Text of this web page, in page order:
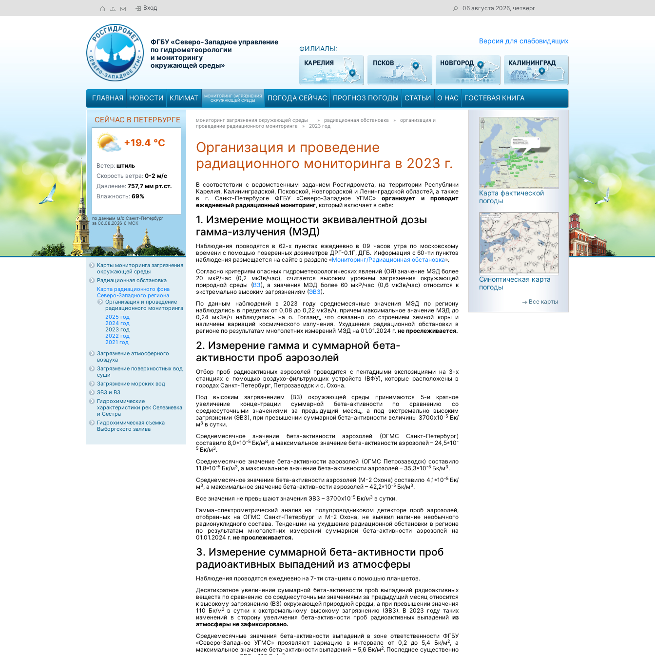
Вход 06 августа 2026, четверг
ФГБУ «Северо-Западное управление
по гидрометеорологии
и мониторингу
окружающей среды»
Версия для слабовидящих
ФИЛИАЛЫ:
ГЛАВНАЯ НОВОСТИ КЛИМАТ
МОНИТОРИНГ ЗАГРЯЗНЕНИЯ
ОКРУЖАЮЩЕЙ СРЕДЫ
ПОГОДА СЕЙЧАС ПРОГНОЗ ПОГОДЫ СТАТЬИ О НАС ГОСТЕВАЯ КНИГА
СЕЙЧАС В ПЕТЕРБУРГЕ
+19.4 °C
Ветер: штиль
Скорость ветра: 0-2 м/с
Давление: 757,7 мм рт.ст.
Влажность: 69%
по данным м/с Санкт-Петербург
за 06.08.2026 6 МСК
Карты мониторинга загрязнения
окружающей среды
Радиационная обстановка
Карта радиационного фона
Северо-Западного региона
Организация и проведение
радиационного мониторинга
2025 год
2024 год
2023 год
2022 год
2021 год
Загрязнение атмосферного
воздуха
Загрязнение поверхностных вод
суши
Загрязнение морских вод
ЭВЗ и ВЗ
Гидрохимические
характеристики рек Селезневка
и Сестра
Гидрохимическая съемка
Выборгского залива
мониторинг загрязнения окружающей среды
» радиационная обстановка » организация и
проведение радиационного мониторинга » 2023 год
Организация и проведение
радиационного мониторинга в 2023 г.
В соответствии с ведомственным заданием Росгидромета, на территории Республики
Карелия, Калининградской, Псковской, Новгородской и Ленинградской областей, а также
в г. Санкт-Петербурге ФГБУ «Северо-Западное УГМС»организует и проводит
ежедневный радиационный мониторинг, который включает в себя:
1. Измерение мощности эквивалентной дозы
гамма-излучения (МЭД)
Наблюдения проводятся в 62-х пунктах ежедневно в 09 часов утра по московскому
времени с помощью поверенных дозиметров ДРГ-0.1Г, ДГБ. Информация с 60-ти пунктов
наблюдения размещается на сайте в разделе «Мониторинг/Радиационная обстановка».
Согласно критериям опасных гидрометеорологических явлений (ОЯ) значение МЭД более
20 мкР/час (0,2 мкЗв/час), считается высоким уровнем загрязнения окружающей
природной среды (ВЗ), а значения МЭД более 60 мкР/час (0,6 мкЗв/час) относится к
экстремально высоким загрязнениям (ЭВЗ).
По данным наблюдений в 2023 году среднемесячные значения МЭД по региону
наблюдались в пределах от 0,08 до 0,22 мкЗв/ч, причем максимальное значение МЭД до
0,24 мкЗв/ч наблюдались на о. Гогланд, что связанно со строением земной коры и
наличием вариаций космического излучения. Ухудшения радиационной обстановки в
регионе по результатам многолетних измерений МЭД на 01.01.2024 г. не прослеживается.
2. Измерение гамма и суммарной бета-
активности проб аэрозолей
Отбор проб радиоактивных аэрозолей проводится с пентадными экспозициями на 3-х
станциях с помощью воздухо-фильтрующих устройств (ВФУ), которые расположены в
городах Санкт-Петербург, Петрозаводск и с. Охона.
Под высоким загрязнением (ВЗ) окружающей среды принимаются 5-и кратное
увеличение концентрации суммарной бета-активности по сравнению со
среднесуточными значениями за предыдущий месяц, а под экстремально высоким
загрязнении (ЭВЗ), при превышении суммарной бета-активности величины 3700х10-5 Бк/
м3 в сутки.
Среднемесячное значение бета-активности аэрозолей (ОГМС Санкт-Петербург)
составило 8,0*10-5 Бк/м3, а максимальное значение бета-активности аэрозолей – 24,5*10-
5 Бк/м3.
Среднемесячное значение бета-активности аэрозолей (ОГМС Петрозаводск) составило
11,8*10-5 Бк/м3, а максимальное значение бета-активности аэрозолей – 35,3*10-5 Бк/м3.
Среднемесячное значение бета-активности аэрозолей (М-2 Охона) составило 4,1*10-5 Бк/
м3, а максимальное значение бета-активности аэрозолей – 42,2*10-5 Бк/м3.
Все значения не превышают значения ЭВЗ – 3700х10-5 Бк/м3 в сутки.
Гамма-спектрометрический анализ на полупроводниковом детекторе проб аэрозолей,
отобранных на ОГМС Санкт-Петербург и М-2 Охона, не выявил наличие необычного
радионуклидного состава. Тенденции на ухудшение радиационной обстановки в регионе
по результатам многолетних измерений суммарной бета-активности аэрозолей на
01.01.2024 г. не прослеживается.
3. Измерение суммарной бета-активности проб
радиоактивных выпадений из атмосферы
Наблюдения проводятся ежедневно на 7-ти станциях с помощью планшетов.
Десятикратное увеличение суммарной бета-активности проб выпадений радиоактивных
веществ по сравнению со среднесуточными значениями за предыдущий месяц относится
к высокому загрязнению (ВЗ) окружающей природной среды, а при превышении значения
110 Бк/м2
в сутки к экстремальному высокому загрязнению (ЭВЗ). В 2023 году таких
изменений в сторону увеличения бета-активности проб радиоактивных выпадений из
атмосферы не зафиксировано.
Среднемесячные значения бета-активности выпадений в зоне ответственности ФГБУ
«Северо-Западное УГМС» проявляют вариацию в интервале от 0,2 до 5,4 Бк/м2, а
максимальное значение бета-активности выпадений – 5,6 Бк/м2. Последнее существенно
Карта фактической
погоды
Синоптическая карта
погоды
Все карты